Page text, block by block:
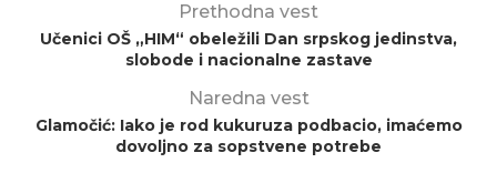
Prethodna vest
Učenici OŠ „HIM“ obeležili Dan srpskog jedinstva,
slobode i nacionalne zastave
Naredna vest
Glamočić: Iako je rod kukuruza podbacio, imaćemo
dovoljno za sopstvene potrebe